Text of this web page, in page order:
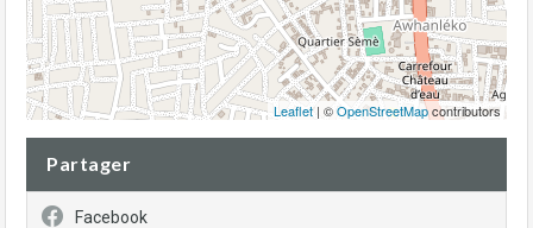
Leaflet| ©OpenStreetMapcontributors
Partager
Facebook